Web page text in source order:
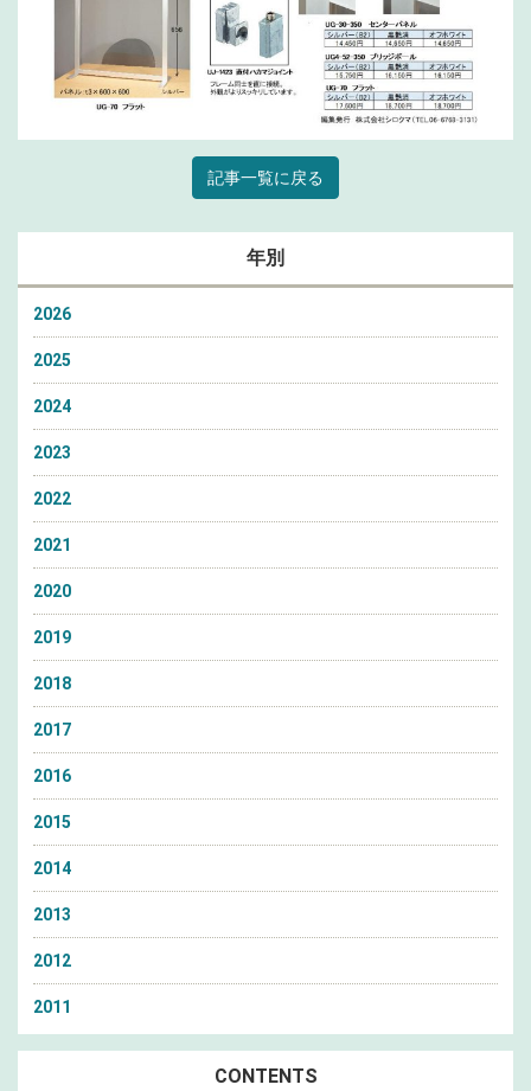
記事一覧に戻る
年別
2026
2025
2024
2023
2022
2021
2020
2019
2018
2017
2016
2015
2014
2013
2012
2011
CONTENTS